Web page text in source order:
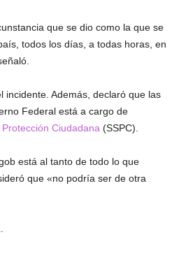
que se dio como la que se
todos los días, a todas horas, en
incidente. Además, declaró que las
Federal está a cargo de
Ciudadana (SSPC).
está al tanto de todo lo que
que «no podría ser de otra